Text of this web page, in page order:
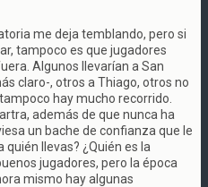
me deja temblando, pero si
tampoco es que jugadores
Algunos llevarían a San
claro-, otros a Thiago, otros no
hay mucho recorrido.
además de que nunca ha
un bache de confianza que le
quién llevas? ¿Quién es la
jugadores, pero la época
mismo hay algunas